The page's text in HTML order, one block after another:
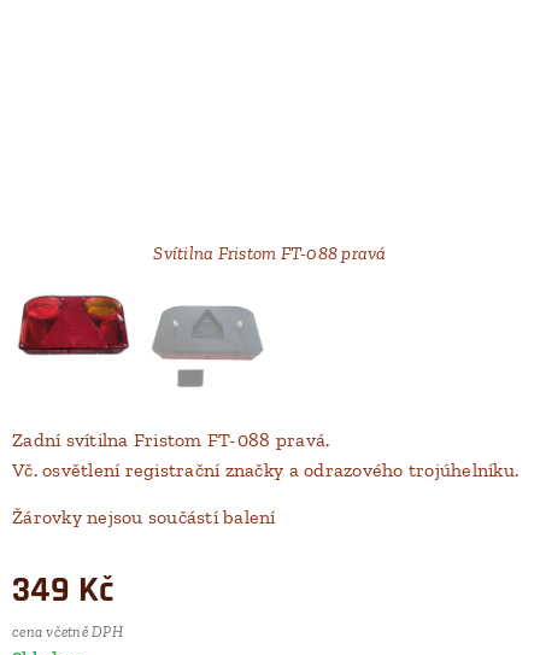
Svítilna Fristom FT-088 pravá
Svítilna Fristom FT-088 pravá
Zadní svítilna Fristom FT-088 pravá.
Vč. osvětlení registrační značky a odrazového trojúhelníku.
Žárovky nejsou součástí balení
349 Kč
cena včetně DPH